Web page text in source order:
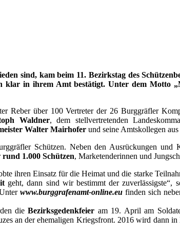
sind, kam beim 11. Bezirkstag des
klar in ihrem Amt bestätigt. Unter dem Motto
Reber über 100 Vertreter der 26 Burggräfler
Waldner, dem stellvertretenden
Walter Mairhofer und seine Amtskollegen
Schützen. Neben den Ausrückungen und
rund 1.000 Schützen, Marketenderinnen und
ihren Einsatz für die Heimat und die starke
geht, dann sind wir bestimmt der zuverlässigste“,
www.burggrafenamt-online.eufinden sich
dieBezirksgedenkfeier am 19. April am
an der ehemaligen Kriegsfront. 2016 wird dann